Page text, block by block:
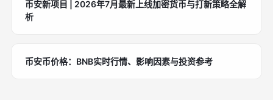
币安新项目 | 2026年7月最新上线加密货币与打新策略全解
析
币安币价格：BNB实时行情、影响因素与投资参考